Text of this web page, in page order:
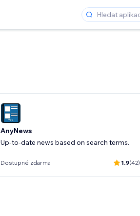
AnyNews
Up-to-date news based on search terms.
Dostupné zdarma 1.9(42)